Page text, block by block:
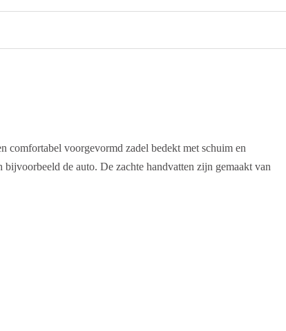
comfortabel voorgevormd zadel bedekt met schuim en
de auto. De zachte handvatten zijn gemaakt van